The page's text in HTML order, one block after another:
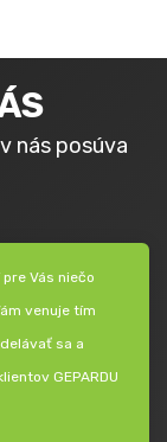
nás posúva
Vás niečo
venuje tím
sa a
GEPARDU